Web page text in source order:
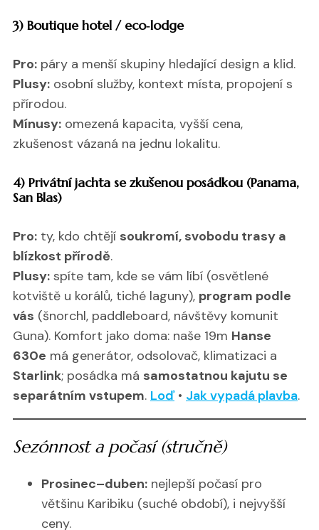
3) Boutique hotel / eco‑lodge
Pro: páry a menší skupiny hledající design a klid.
Plusy: osobní služby, kontext místa, propojení s
přírodou.
Mínusy: omezená kapacita, vyšší cena,
zkušenost vázaná na jednu lokalitu.
4) Privátní jachta se zkušenou posádkou (Panama,
San Blas)
Pro: ty, kdo chtějí soukromí, svobodu trasy a
blízkost přírodě.
Plusy: spíte tam, kde se vám líbí (osvětlené
kotviště u korálů, tiché laguny), program podle
vás (šnorchl, paddleboard, návštěvy komunit
Guna). Komfort jako doma: naše 19m Hanse
630e má generátor, odsolovač, klimatizaci a
Starlink; posádka má samostatnou kajutu se
separátním vstupem. Loď• Jak vypadá plavba.
Sezónnost a počasí (stručně)
Prosinec–duben: nejlepší počasí pro
většinu Karibiku (suché období), i nejvyšší
ceny.